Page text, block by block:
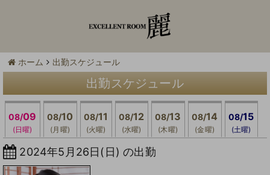
ホーム 出勤スケジュール
出勤スケジュール
08/09
(日曜)
08/10
(月曜)
08/11
(火曜)
08/12
(水曜)
08/13
(木曜)
08/14
(金曜)
08/15
(土曜)
2024年5月26日(日) の出勤